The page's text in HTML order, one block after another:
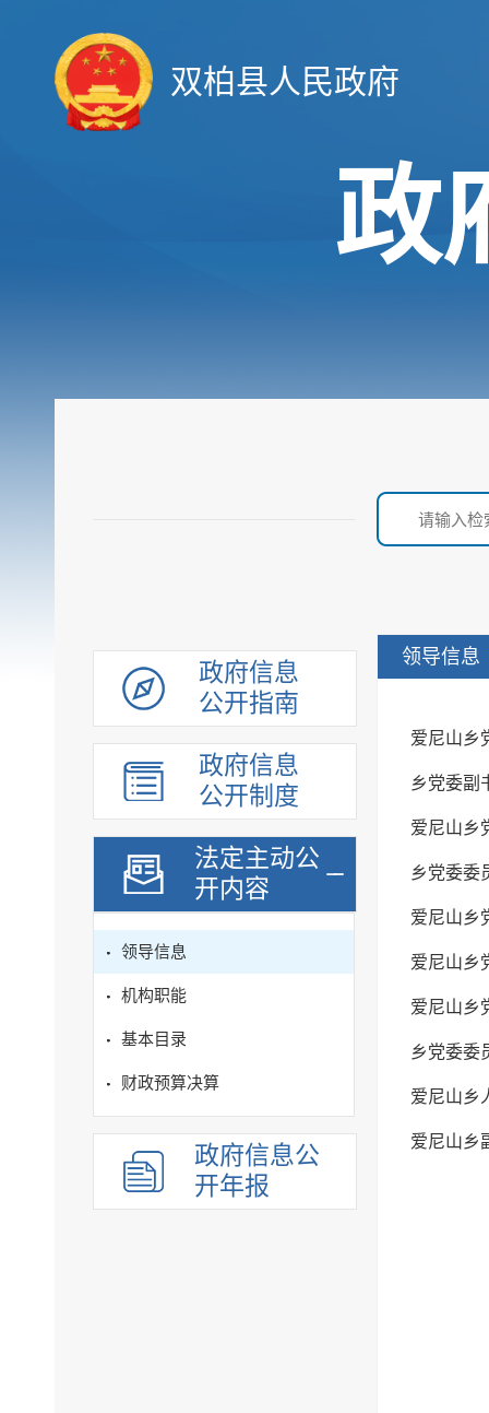
双柏县人民政府
政
政府信息
公开指南
政府信息
公开制度
法定主动公
开内容
领导信息
机构职能
基本目录
财政预算决算
政府信息公
开年报
领导信息
爱尼山乡
乡党委副
爱尼山乡
乡党委委
爱尼山乡
爱尼山乡
爱尼山乡
乡党委委
爱尼山乡
爱尼山乡